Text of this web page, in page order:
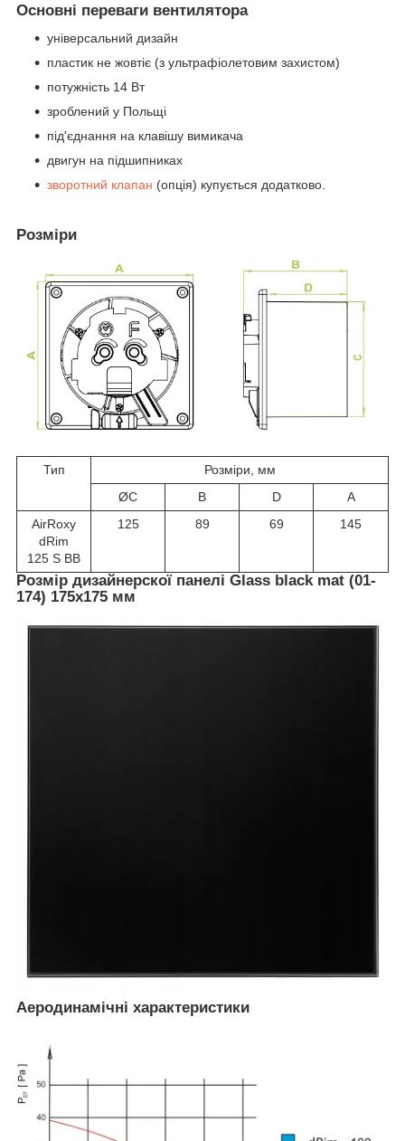
Основні переваги вентилятора
універсальний дизайн
пластик не жовтіє (з ультрафіолетовим захистом)
потужність 14 Вт
зроблений у Польщі
під'єднання на клавішу вимикача
двигун на підшипниках
зворотний клапан (опція) купується додатково.
Розміри
Тип
Розміри, мм
ØC
B D
A
AirRoxy
dRim
125 S BB
125 89 69 145
Розмір дизайнерскої панелі Glass black mat (01-
174) 175х175 мм
Аеродинамічні характеристики